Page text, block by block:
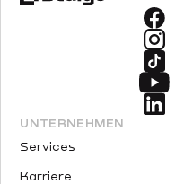
UNTERNEHMEN
Services
Karriere